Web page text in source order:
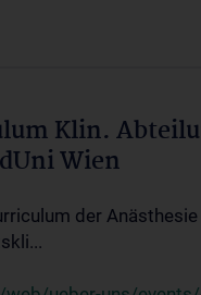
Klin.
Wien
der